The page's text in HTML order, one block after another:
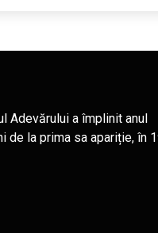
Adevărului a împlinit anul
de la prima sa apariție, în